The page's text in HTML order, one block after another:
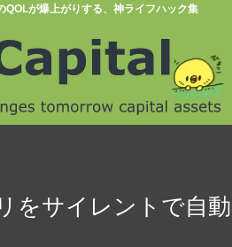
QOLが爆上がりする、神ライフハック集
をサイレントで自動